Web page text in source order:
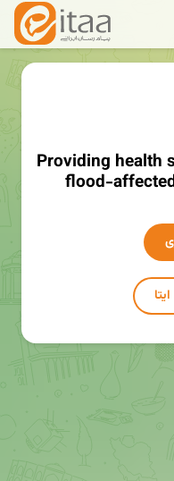
Providing health
flood-